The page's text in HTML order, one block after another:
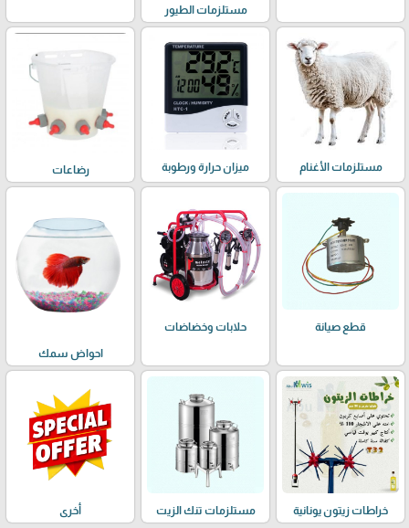
مستلزمات الطيور
مستلزمات الأغنام ميزان حرارة ورطوبة رضاعات
قطع صيانة حلابات وخضاضات
احواض سمك
خراطات زيتون يونانية مستلزمات تنك الزيت أخرى